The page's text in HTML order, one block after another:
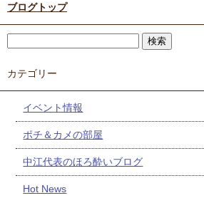
ブログトップ
カテゴリー
イベント情報
ポチ＆カメの部屋
中江代表のほろ酔いブログ
Hot News